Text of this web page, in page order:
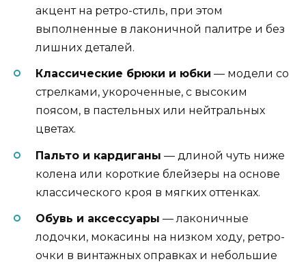
акцент на ретро-стиль, при этом
выполненные в лаконичной палитре и без
лишних деталей.
Классические брюки и юбки — модели со
стрелками, укороченные, с высоким
поясом, в пастельных или нейтральных
цветах.
Пальто и кардиганы — длиной чуть ниже
колена или короткие блейзеры на основе
классического кроя в мягких оттенках.
Обувь и аксессуары — лаконичные
лодочки, мокасины на низком ходу, ретро-
очки в винтажных оправках и небольшие